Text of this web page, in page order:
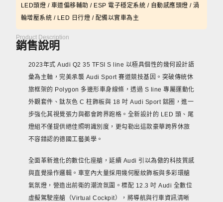
LED頭燈 / 車道偏移輔助 / ESP 電子穩定系統 / 自動感應頭燈 / 渦
輪增壓系統 / LED 日行燈 / 配備以實車為主
Product Description
銷售說明
2023年式 Audi Q2 35 TFSI S line 以極具個性的幾何設計語
彙為主軸，完美承襲 Audi Sport 賽道競技基因。突破傳統休
旅框架的 Polygon 多邊形車身線條，透過 S line 專屬運動化
外觀套件、鈦灰色 C 柱飾板與 18 吋 Audi Sport 鋁圈，進一
步強化其視覺張力與都會跨界跑格。全新設計的 LED 頭、尾
燈組不僅提供絕佳照明識別度，更勾勒出這款豪華跨界休旅
不容錯認的德國工藝美學。
全面革新進化的數位化座艙，延續 Audi 引以為傲的科技質感
與直覺操作邏輯。車室內大量採用幾何壓紋飾板與多彩環艙
氣氛燈，營造出前衛的潮流氛圍。標配 12.3 吋 Audi 全數位
虛擬駕駛座艙（Virtual Cockpit），將導航與行車資訊清晰